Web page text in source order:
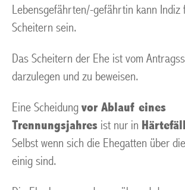
Lebensgefährten/-gefährtin kann Indiz
Scheitern sein.
Das Scheitern der Ehe ist vom
darzulegen und zu beweisen.
Eine Scheidung vor Ablauf eines
Trennungsjahres ist nur in
Selbst wenn sich die Ehegatten über
einig sind.